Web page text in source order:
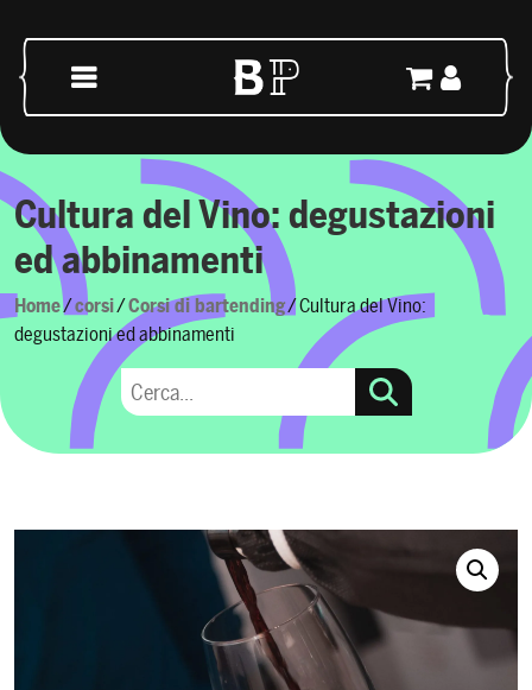
Navigazione principale
Cultura del Vino: degustazioni
ed abbinamenti
Home/corsi/Corsi di bartending/ Cultura del Vino:
degustazioni ed abbinamenti